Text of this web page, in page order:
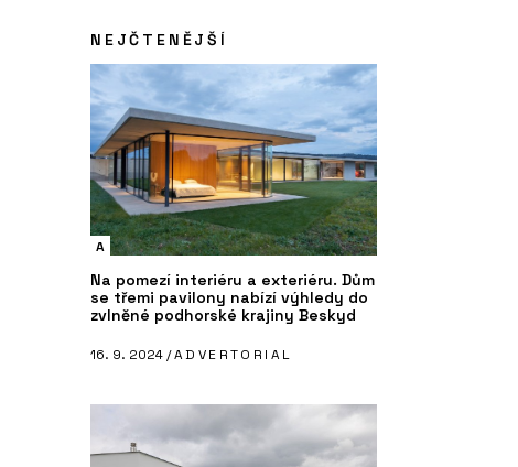
NEJČTENĚJŠÍ
A
Na pomezí interiéru a exteriéru. Dům
se třemi pavilony nabízí výhledy do
zvlněné podhorské krajiny Beskyd
16. 9. 2024 /ADVERTORIAL